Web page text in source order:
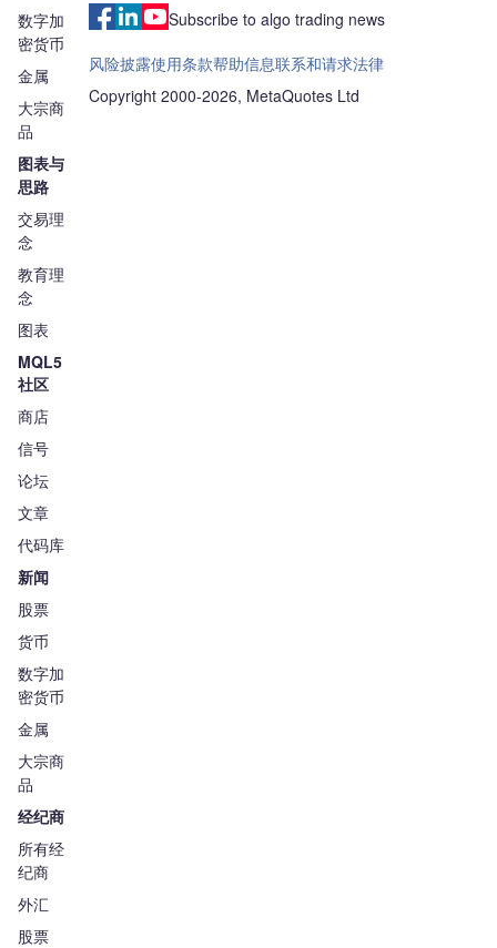
数字加
密货币
金属
大宗商
品
图表与
思路
交易理
念
教育理
念
图表
MQL5
社区
商店
信号
论坛
文章
代码库
新闻
股票
货币
数字加
密货币
金属
大宗商
品
经纪商
所有经
纪商
外汇
股票
Subscribe to algo trading news
风险披露使用条款帮助信息联系和请求法律
Copyright 2000-2026, MetaQuotes Ltd